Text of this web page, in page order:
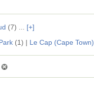
(7) ... [+]
(1) | Le Cap (Cape Town)